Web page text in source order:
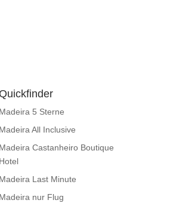
Quickfinder
Madeira 5 Sterne
Madeira All Inclusive
Madeira Castanheiro Boutique
Hotel
Madeira Last Minute
Madeira nur Flug